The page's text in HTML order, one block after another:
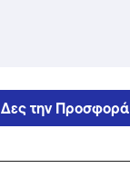
Δες την Προσφορά